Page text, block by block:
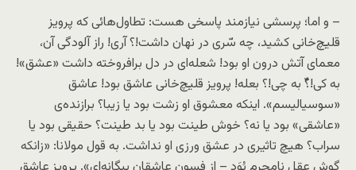
– و اما؛ پرسشی نیازمند پاسخی‌ هست: تطاول‌هائی که پرویز
قلیچ‌خانی کشید، چه سّری در نهان داشت!؟ آری! راز آلودگی آن،
معمای آتش درون او بود! شعله‌ای در دل برافروخته داشت «عشق»!
به کی!؟ِّ به چی!؟ بعله! پرویز قلیچ‌خانی عاشق بود! عاشق
«سوسیالیسم». اینکه معشوق او زشت بود یا زیبا؟ برازنده‌ی
«عاشقی» بود یا نه؟ خوش طینت بود یا بد طینت؟ حقیقی بود یا
سراب؟ هیچ تاثیری در عشق ورزی او نداشت. به قول مولانا: «زانکه